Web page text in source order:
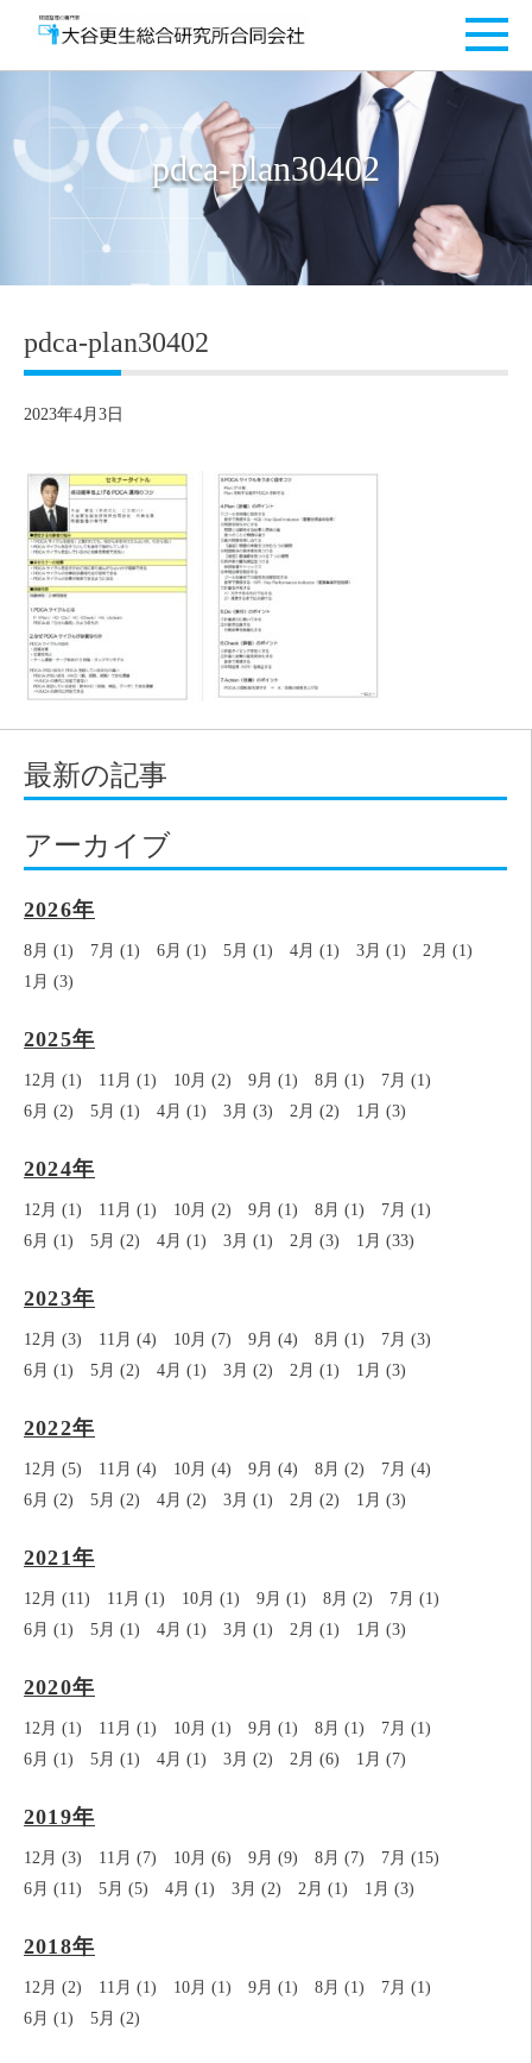
pdca-plan30402
最新の記事
アーカイブ
2026年
8月 (1) 7月 (1) 6月 (1) 5月 (1) 4月 (1) 3月 (1)
2月 (1)
1月 (3)
2025年
12月 (1) 11月 (1) 10月 (2) 9月 (1) 8月 (1)
7月 (1)
6月 (2)
5月 (1) 4月 (1) 3月 (3) 2月 (2) 1月 (3)
2024年
12月 (1) 11月 (1) 10月 (2) 9月 (1) 8月 (1)
7月 (1)
6月 (1)
5月 (2) 4月 (1) 3月 (1) 2月 (3) 1月 (33)
2023年
12月 (3) 11月 (4) 10月 (7) 9月 (4) 8月 (1)
7月 (3)
6月 (1)
5月 (2) 4月 (1) 3月 (2) 2月 (1) 1月 (3)
2022年
12月 (5) 11月 (4) 10月 (4) 9月 (4) 8月 (2)
7月 (4)
6月 (2)
5月 (2) 4月 (2) 3月 (1) 2月 (2) 1月 (3)
2021年
12月 (11) 11月 (1) 10月 (1) 9月 (1) 8月 (2)
7月 (1)
6月 (1)
5月 (1) 4月 (1) 3月 (1) 2月 (1) 1月 (3)
2020年
12月 (1) 11月 (1) 10月 (1) 9月 (1) 8月 (1)
7月 (1)
6月 (1)
5月 (1) 4月 (1) 3月 (2) 2月 (6) 1月 (7)
2019年
12月 (3) 11月 (7) 10月 (6) 9月 (9) 8月 (7)
7月 (15)
6月 (11)
5月 (5) 4月 (1) 3月 (2) 2月 (1) 1月 (3)
2018年
12月 (2) 11月 (1) 10月 (1) 9月 (1) 8月 (1)
7月 (1)
6月 (1)
5月 (2)
pdca-plan30402
2023年4月3日